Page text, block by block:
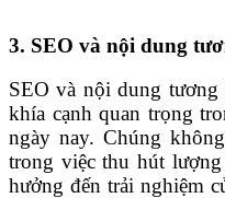
3. SEO và nội dung
SEO và nội dung tương
khía cạnh quan trọng
ngày nay. Chúng
trong việc thu hút
hưởng đến trải nghiệm